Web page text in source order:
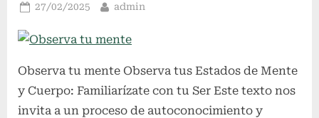
Publicado
27/02/2025 Por
admin
Observa tu mente Observa tus Estados de Mente
y Cuerpo: Familiarízate con tu Ser Este texto nos
invita a un proceso de autoconocimiento y